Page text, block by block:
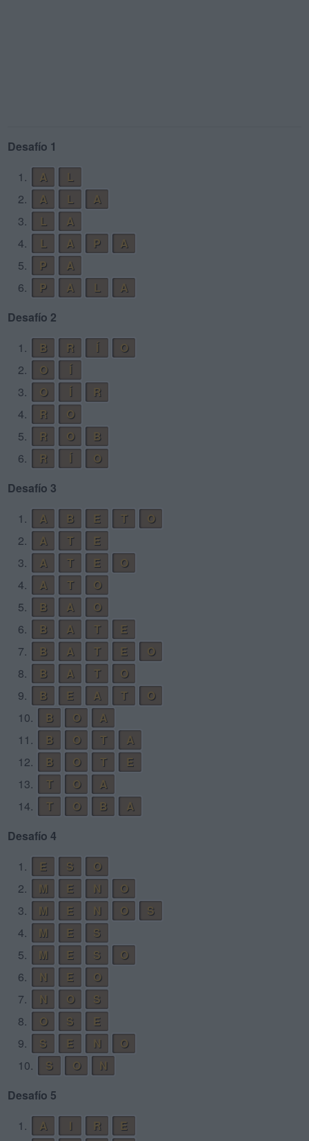
Desafío 1
1.
A
L
2.
A L
A
3.
L
A
4.
L A P
A
5.
P
A
6.
P A L
A
Desafío 2
1.
B R Í
O
2.
O
Í
3.
O Í
R
4.
R
O
5.
R O
B
6.
R Í
O
Desafío 3
1.
A B E T
O
2.
A T
E
3.
A T E
O
4.
A T
O
5.
B A
O
6.
B A T
E
7.
B A T E
O
8.
B A T
O
9.
B E A T
O
10.
B O
A
11.
B O T
A
12.
B O T
E
13.
T O
A
14.
T O B
A
Desafío 4
1.
E S
O
2.
M E N
O
3.
M E N O
S
4.
M E
S
5.
M E S
O
6.
N E
O
7.
N O
S
8.
O S
E
9.
S E N
O
10.
S O
N
Desafío 5
1.
A R
E